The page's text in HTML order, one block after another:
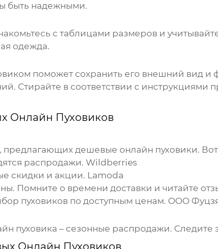
быть надежными.
с таблицами размеров и
одежда.
поможет сохранить его внешний вид и
Стирайте в соответствии с
Онлайн Пуховиков
предлагающих дешевые онлайн пуховики.
распродажи. Wildberries
скидки и акции. Lamoda
Помните о времени доставки и читайте
пуховиков по доступным ценам. ООО
пуховика – сезонные распродажи. Следите